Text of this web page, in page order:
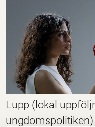
Lupp (lokal